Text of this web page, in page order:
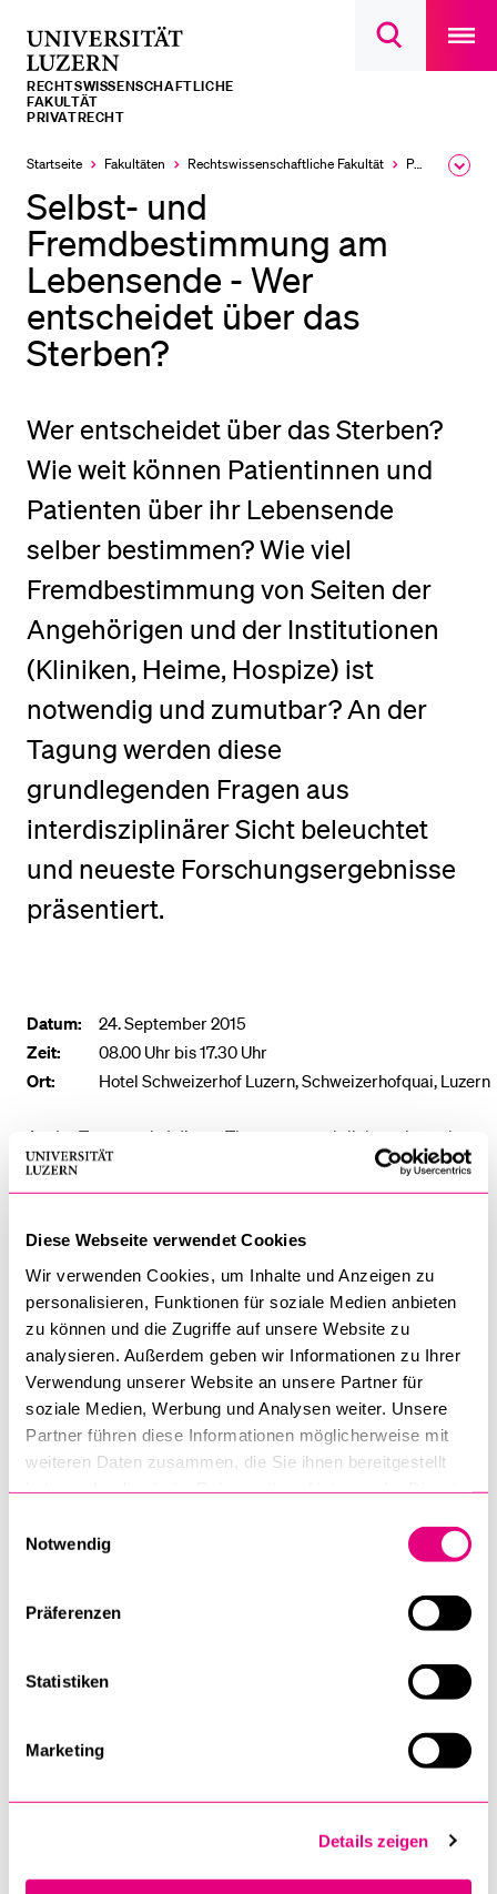
Diese Webseite verwendet Cookies
Wir verwenden Cookies, um Inhalte und Anzeigen zu
personalisieren, Funktionen für soziale Medien anbieten
zu können und die Zugriffe auf unsere Website zu
analysieren. Außerdem geben wir Informationen zu Ihrer
Verwendung unserer Website an unsere Partner für
soziale Medien, Werbung und Analysen weiter. Unsere
Partner führen diese Informationen möglicherweise mit
weiteren Daten zusammen, die Sie ihnen bereitgestellt
Notwendig
Präferenzen
Statistiken
Marketing
Details zeigen
Suchdialog
main
RECHTS­­WISSENSCHAFTLICHE
FAKULTÄT
PRIVATRECHT
Startseite Fakultäten Rechtswissenschaftliche Fakultät Professuren
Selbst- und
Fremdbestimmung am
Lebensende - Wer
entscheidet über das
Sterben?
Wer entscheidet über das Sterben?
Wie weit können Patientinnen und
Patienten über ihr Lebensende
selber bestimmen? Wie viel
Fremdbestimmung von Seiten der
Angehörigen und der Institutionen
(Kliniken, Heime, Hospize) ist
notwendig und zumutbar? An der
Tagung werden diese
grundlegenden Fragen aus
interdisziplinärer Sicht beleuchtet
und neueste Forschungsergebnisse
präsentiert.
Datum:
24. September 2015
Zeit:
08.00 Uhr bis 17.30 Uhr
Ort:
Hotel Schweizerhof Luzern, Schweizerhofquai, Luzern
An der Tagung wird dieses Thema aus rechtlicher wie auch
medizinischer, ethischer und sozialwissenschaftlicher
Perspektive beleuchtet.
des Nationalen Forschungsprogramms "Lebensende" (NFP
67) geförderten Forschungsprojekte vorgestellt:
Prof. Regina Aebi-Müller: "Selbstbestimmung am
Lebensende"
Prof. Regina Kiener
"Regulierung von Entscheiden am Lebensende"
Bei inhaltlichen Fragen zur Tagung steht Ihnen gerne Frau
bianka.doerr@unilu.ch.
Mit freundlicher Unterstützung folgender Institutionen:
SAMW
LETZTE SUCHEN
Sie haben noch keine Suche getätigt.
Schulklassen und Lehrpersonen
Studien­interessierte
Studierende
Forschende
Mitarbeitende
Stellensuchende
BELIEBTE INHALTE
Vorlesungsverzeichnis
Bibliothek
Sportangebot
Menuplan Mensa
Anmeldung und Zulassung